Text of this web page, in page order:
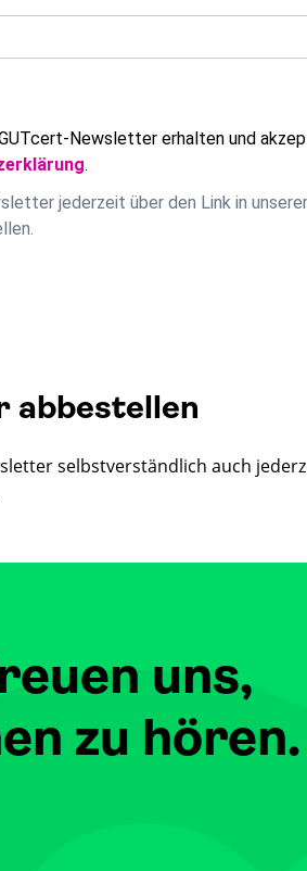
Newsletter erhalten und
.
jederzeit über den Link in
abbestellen
selbstverständlich auch
uns,
zu hören.